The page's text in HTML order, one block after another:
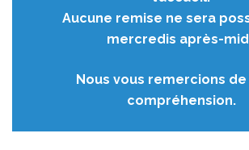
Aucune remise ne sera
mercredis après-
Nous vous remercions
compréhension.